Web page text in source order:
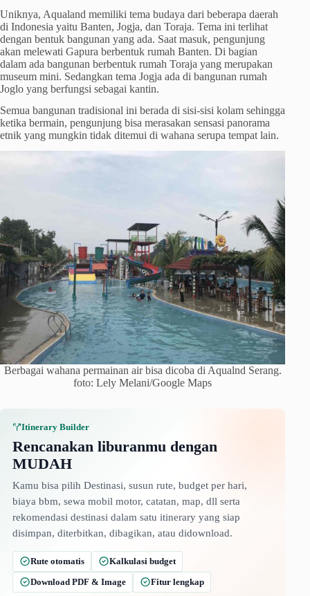
Uniknya, Aqualand memiliki tema budaya dari beberapa daerah
di Indonesia yaitu Banten, Jogja, dan Toraja. Tema ini terlihat
dengan bentuk bangunan yang ada. Saat masuk, pengunjung
akan melewati Gapura berbentuk rumah Banten. Di bagian
dalam ada bangunan berbentuk rumah Toraja yang merupakan
museum mini. Sedangkan tema Jogja ada di bangunan rumah
Joglo yang berfungsi sebagai kantin.
Semua bangunan tradisional ini berada di sisi-sisi kolam sehingga
ketika bermain, pengunjung bisa merasakan sensasi panorama
etnik yang mungkin tidak ditemui di wahana serupa tempat lain.
Berbagai wahana permainan air bisa dicoba di Aqualnd Serang.
foto: Lely Melani/Google Maps
Itinerary Builder
Rencanakan liburanmu dengan
MUDAH
Kamu bisa pilih Destinasi, susun rute, budget per hari,
biaya bbm, sewa mobil motor, catatan, map, dll serta
rekomendasi destinasi dalam satu itinerary yang siap
disimpan, diterbitkan, dibagikan, atau didownload.
Rute otomatis
Kalkulasi budget
Download PDF & Image
Fitur lengkap